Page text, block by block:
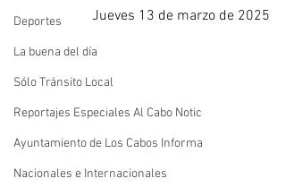
Deportes
La buena del día
Sólo Tránsito Local
Reportajes Especiales Al Cabo Notic
Ayuntamiento de Los Cabos Informa
Nacionales e Internacionales
Jueves 13 de marzo de 2025